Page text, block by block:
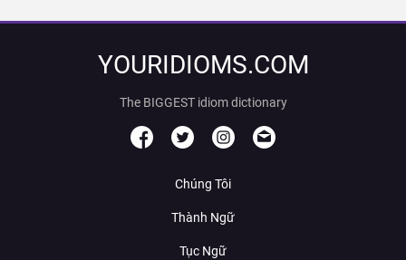
YOURIDIOMS.COM
The BIGGEST idiom dictionary
Chúng Tôi
Thành Ngữ
Tục Ngữ